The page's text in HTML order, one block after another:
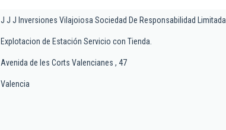
J J J Inversiones Vilajoiosa Sociedad De Responsabilidad Limitada.
Explotacion de Estación Servicio con Tienda.
Avenida de les Corts Valencianes , 47
Valencia